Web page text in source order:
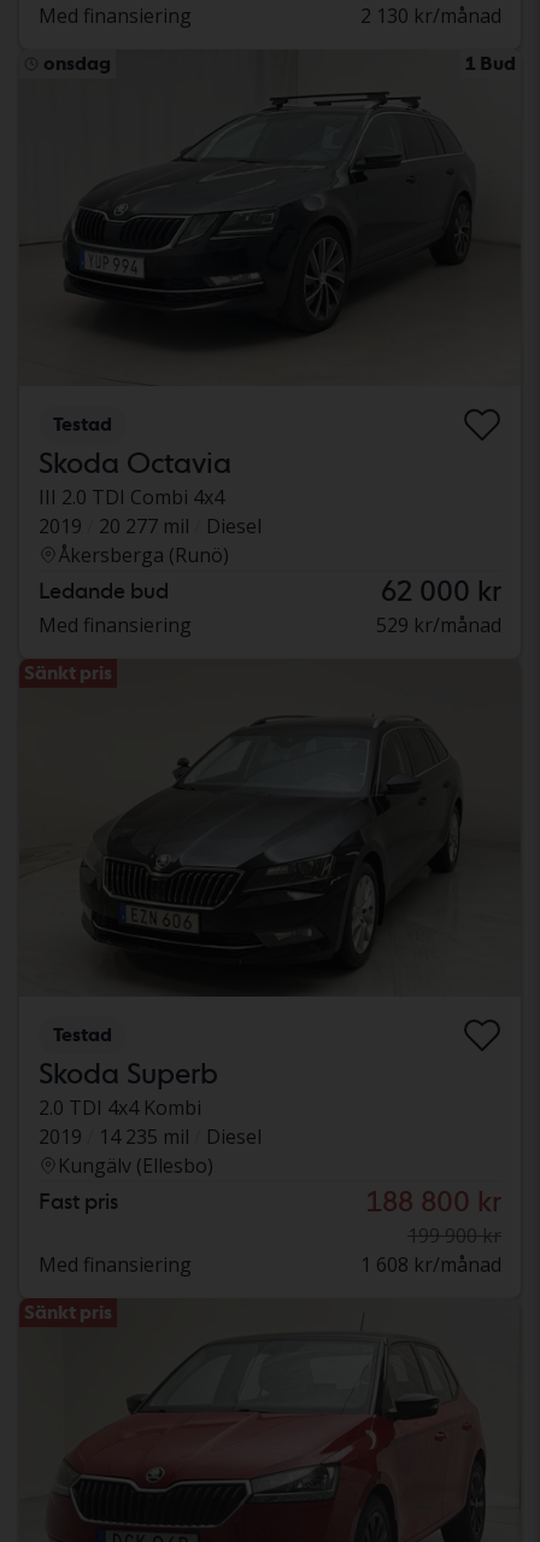
Med finansiering 2 130 kr/månad
onsdag 1 Bud
Testad
Skoda Octavia
III 2.0 TDI Combi 4x4
2019
20 277 mil
Diesel
Åkersberga (Runö)
Ledande bud 62 000 kr
Med finansiering 529 kr/månad
Sänkt pris
Testad
Skoda Superb
2.0 TDI 4x4 Kombi
2019
14 235 mil
Diesel
Kungälv (Ellesbo)
Fast pris 188 800 kr
199 900 kr
Med finansiering
1 608 kr/månad
Sänkt pris